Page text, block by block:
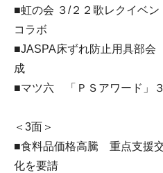
■虹の会 ３/２２歌レクイベ
コラボ
■JASPA床ずれ防止用具部
成
■マツ六 「ＰＳアワード」
＜3面＞
■食料品価格高騰 重点支援
化を要請